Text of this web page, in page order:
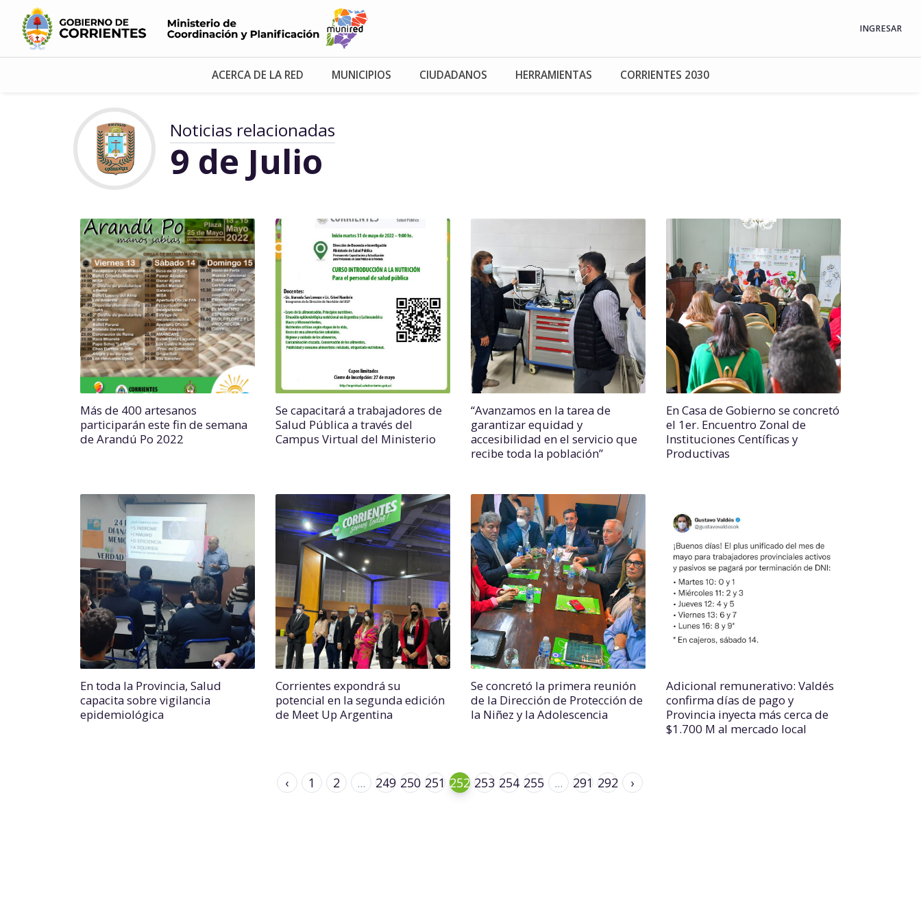
INGRESAR
ACERCA DE LA RED MUNICIPIOS CIUDADANOS HERRAMIENTAS CORRIENTES 2030
Noticias relacionadas
9 de Julio
Más de 400 artesanos
participarán este fin de semana
de Arandú Po 2022
Se capacitará a trabajadores de
Salud Pública a través del
Campus Virtual del Ministerio
“Avanzamos en la tarea de
garantizar equidad y
accesibilidad en el servicio que
recibe toda la población”
En Casa de Gobierno se concretó
el 1er. Encuentro Zonal de
Instituciones Centíficas y
Productivas
En toda la Provincia, Salud
capacita sobre vigilancia
epidemiológica
Corrientes expondrá su
potencial en la segunda edición
de Meet Up Argentina
Se concretó la primera reunión
de la Dirección de Protección de
la Niñez y la Adolescencia
Adicional remunerativo: Valdés
confirma días de pago y
Provincia inyecta más cerca de
$1.700 M al mercado local
‹ 1 2 ... 249 250 251 252 253 254 255 ... 291 292 ›